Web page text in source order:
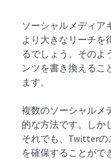
ソーシャルメディア
より大きなリーチを
るでしょう。そのよ
ンツを書き換えるこ
ます。
複数のソーシャルメ
的な方法です。しか
それでも、Twitterの
を確保することがで